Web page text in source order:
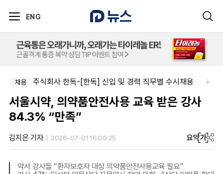
ENG
채용 신신제약-세종공장 품질관리약사(사원~과장)
채용 주식회사 한독-[한독] 신입 및 경력 직무별 수시채용
서울시약, 의약품안전사용 교육 받은 강사
84.3% “만족”
김지은 기자 2026-07-01 16:00:25 요약가
약사 강사들 “환자보호자 대상 의약품안전사용교육 필요”